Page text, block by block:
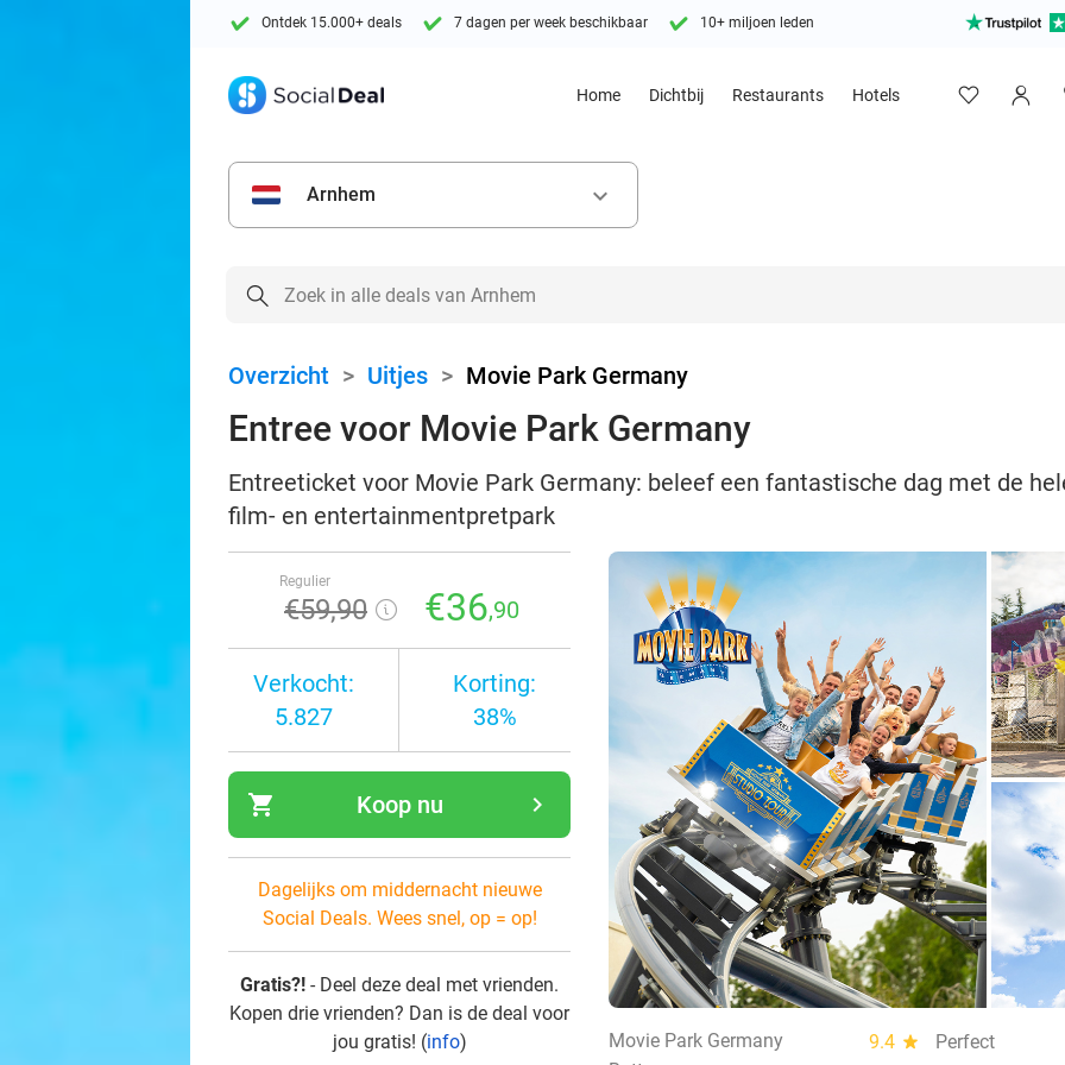
Ontdek 15.000+ deals 7 dagen per week beschikbaar 10+ miljoen leden
Home Dichtbij Restaurants Hotels
Arnhem keyboard_arrow_down
Overzicht > Uitjes > Movie Park Germany
Entree voor Movie Park Germany
Entreeticket voor Movie Park Germany: beleef een fantastische dag met de
film- en entertainmentpretpark
Regulier
€59,90 €36,90
Verkocht:
5.827
Korting:
38%
shopping_cart navigate_next
Koop nu
Dagelijks om middernacht nieuwe
Social Deals. Wees snel, op = op!
Gratis?! - Deel deze deal met vrienden.
Kopen drie vrienden? Dan is de deal voor
jou gratis! (info) Movie Park Germany 9.4 star
Perfect